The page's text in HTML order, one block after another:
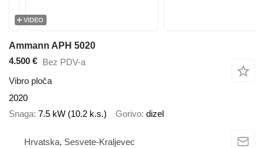
VIDEO
Ammann APH 5020
4.500 € Bez PDV-a
Vibro ploča
2020
Snaga 7.5 kW (10.2 k.s.) Gorivo dizel
Hrvatska, Sesvete-Kraljevec